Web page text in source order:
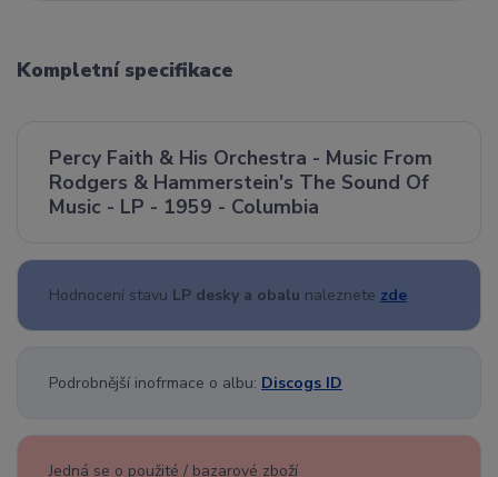
Kompletní specifikace
Percy Faith & His Orchestra - Music From
Rodgers & Hammerstein's The Sound Of
Music - LP - 1959 - Columbia
Hodnocení stavu LP desky a obalu naleznete zde
Podrobnější inofrmace o albu: Discogs ID
Jedná se o použité / bazarové zboží